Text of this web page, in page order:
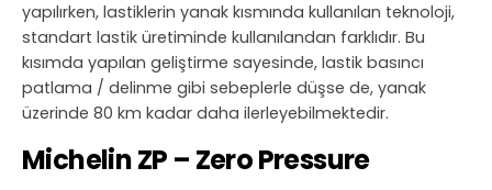
yapılırken, lastiklerin yanak kısmında kullanılan teknoloji,
standart lastik üretiminde kullanılandan farklıdır. Bu
kısımda yapılan geliştirme sayesinde, lastik basıncı
patlama / delinme gibi sebeplerle düşse de, yanak
üzerinde 80 km kadar daha ilerleyebilmektedir.
Michelin ZP – Zero Pressure